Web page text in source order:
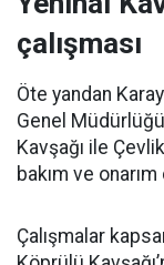
çalışması
Öte yandan
Genel
Kavşağı ile
bakım ve
Çalışmalar